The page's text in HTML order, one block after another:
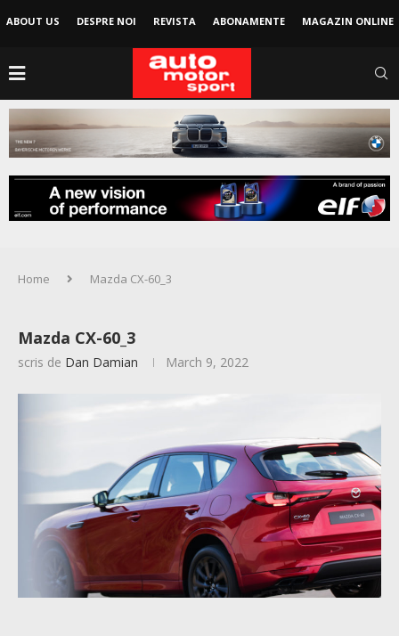
ABOUT US DESPRE NOI REVISTA ABONAMENTE MAGAZIN ONLINE
Home Mazda CX-60_3
Mazda CX-60_3
scris de Dan Damian March 9, 2022